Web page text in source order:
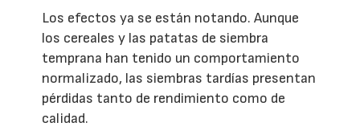
Los efectos ya se están notando. Aunque
los cereales y las patatas de siembra
temprana han tenido un comportamiento
normalizado, las siembras tardías presentan
pérdidas tanto de rendimiento como de
calidad.